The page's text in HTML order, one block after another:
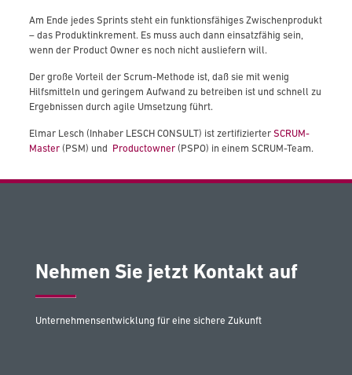
Am Ende jedes Sprints steht ein funktionsfähiges Zwischenprodukt
– das Produktinkrement. Es muss auch dann einsatzfähig sein,
wenn der Product Owner es noch nicht ausliefern will.
Der große Vorteil der Scrum-Methode ist, daß sie mit wenig
Hilfsmitteln und geringem Aufwand zu betreiben ist und schnell zu
Ergebnissen durch agile Umsetzung führt.
Elmar Lesch (Inhaber LESCH CONSULT) ist zertifizierter SCRUM-
Master(PSM) und Productowner(PSPO) in einem SCRUM-Team.
Nehmen Sie jetzt Kontakt auf
Unternehmensentwicklung für eine sichere Zukunft